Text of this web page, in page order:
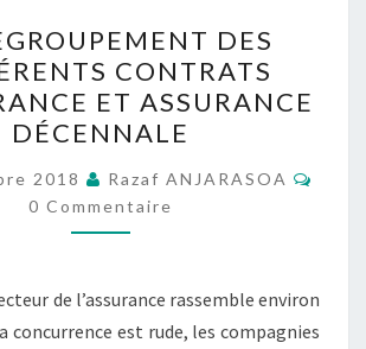
REGROUPEMENT
DES
DIFFÉRENTS
CONTRATS
D’ASSURANCE
ET
ASSURANCE
DES
CONTRATS
ET ASSURANCE
DÉCENNALE
2018 Razaf ANJARASOA
0 Commentaire
de l’assurance rassemble environ
concurrence est rude, les compagnies